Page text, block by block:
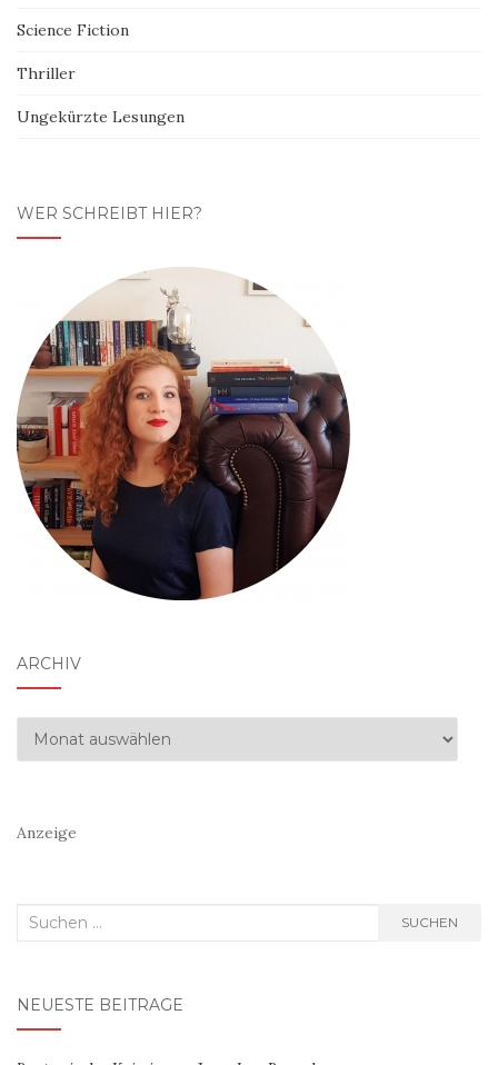
Science Fiction
Thriller
Ungekürzte Lesungen
WER SCHREIBT HIER?
ARCHIV
Archiv
Anzeige
Suchen
SUCHEN
NEUESTE BEITRÄGE